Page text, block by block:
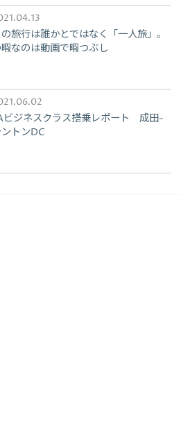
旅行は誰かとではなく「一人旅」。
なのは動画で暇つぶし
ビジネスクラス搭乗レポート 成田-
トンDC